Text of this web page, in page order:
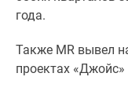
Коттеджные
поселки
года.
Также MR вывел
проектах «Джойс»